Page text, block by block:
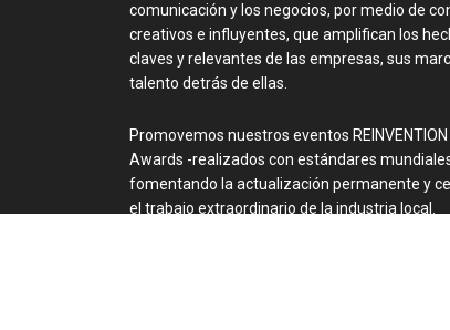
comunicación y los negocios, por medio de
creativos e influyentes, que amplifican los
claves y relevantes de las empresas, sus
talento detrás de ellas.
Promovemos nuestros eventos REINVENTION
Awards -realizados con estándares
fomentando la actualización permanente y
el trabajo extraordinario de la industria local.